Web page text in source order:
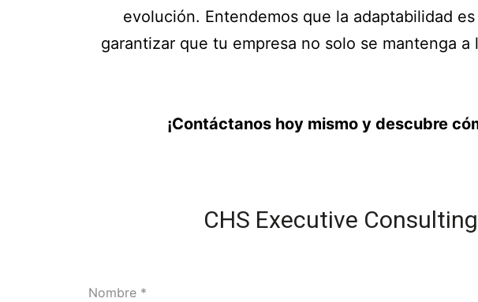
evolución. Entendemos que la adaptabilidad
garantizar que tu empresa no solo se mantenga
¡Contáctanos hoy mismo y descubre
CHS Executive
Nombre *